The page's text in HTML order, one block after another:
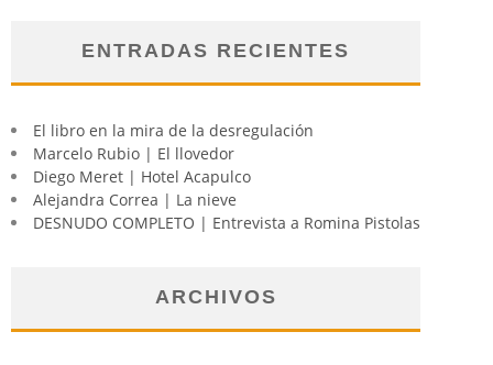
ENTRADAS RECIENTES
El libro en la mira de la desregulación
Marcelo Rubio | El llovedor
Diego Meret | Hotel Acapulco
Alejandra Correa | La nieve
DESNUDO COMPLETO | Entrevista a Romina Pistolas
ARCHIVOS